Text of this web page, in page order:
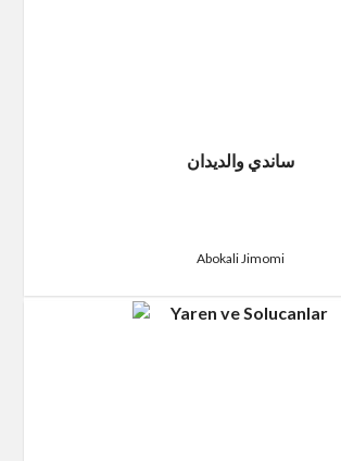
ساندي والديدان
Abokali Jimomi